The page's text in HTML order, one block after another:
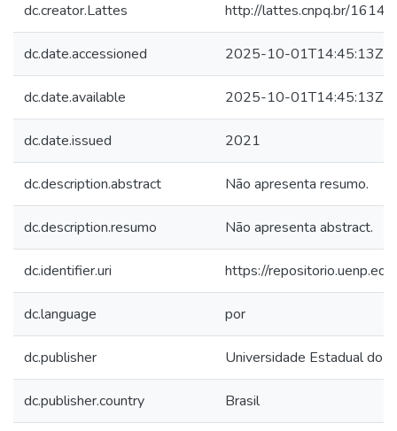
dc.creator.Lattes http://lattes.cnpq.br/
dc.date.accessioned 2025-10-01T14:45:13Z
dc.date.available 2025-10-01T14:45:13Z
dc.date.issued 2021
dc.description.abstract Não apresenta resumo.
dc.description.resumo Não apresenta abstract.
dc.identifier.uri https://
dc.language por
dc.publisher Universidade Estadual do
dc.publisher.country Brasil